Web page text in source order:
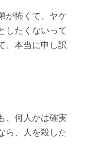
が怖くて、ヤケ
したくないって
、本当に申し訳
、何人かは確実
ら、人を殺した